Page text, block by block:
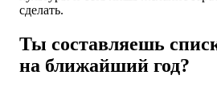
сделать.
Ты составляешь
на ближайший год?